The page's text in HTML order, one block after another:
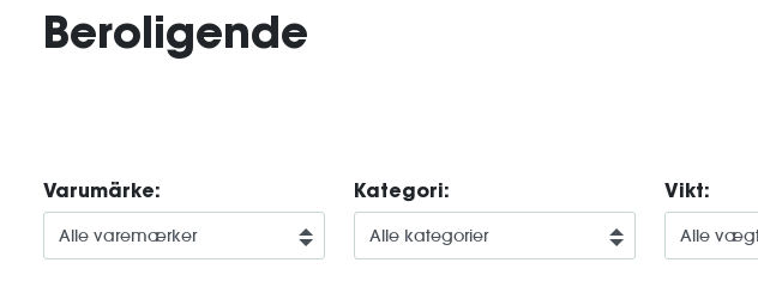
Beroligende
Varumärke: Kategori: Vikt: